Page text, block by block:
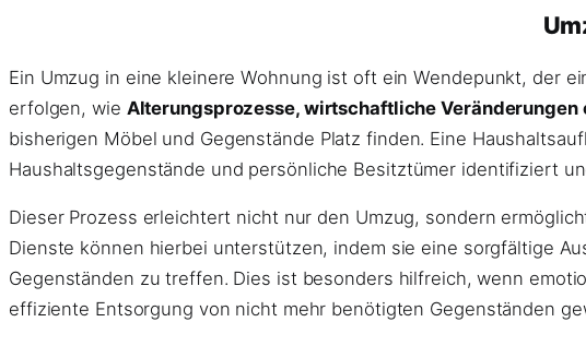
Ein Umzug in eine kleinere Wohnung ist oft ein Wendepunkt, der
erfolgen, wie Alterungsprozesse, wirtschaftliche Veränderungen
bisherigen Möbel und Gegenstände Platz finden. Eine
Haushaltsgegenstände und persönliche Besitztümer identifiziert
Dieser Prozess erleichtert nicht nur den Umzug, sondern
Dienste können hierbei unterstützen, indem sie eine sorgfältige
Gegenständen zu treffen. Dies ist besonders hilfreich, wenn
effiziente Entsorgung von nicht mehr benötigten Gegenständen